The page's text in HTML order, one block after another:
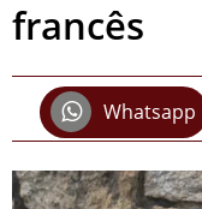
francês
Whatsapp